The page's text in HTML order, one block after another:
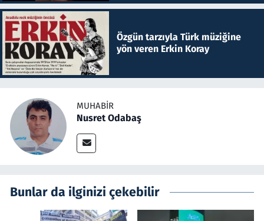
Özgün tarzıyla Türk müziğine
yön veren Erkin Koray
MUHABIR
Nusret Odabaş
Bunlar da ilginizi çekebilir